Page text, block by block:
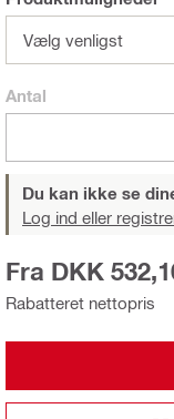
Vælg venligst
Antal
Du kan ikke se
Log ind eller
Rabatteret nettopris
Fra DKK